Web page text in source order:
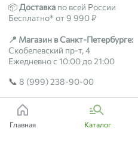
📦Доставка по всей России
Бесплатно* от 9 990 ₽
📍 Магазин в Санкт-Петербурге:
Скобелевский пр-т, 4
Ежедневно с 10:00 до 21:00
📞 8 (999) 238-90-00
2018-2026 © kmf78.ru
Главная Каталог